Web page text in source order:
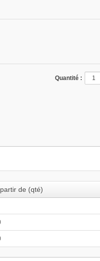
Quantité :
de (qté)